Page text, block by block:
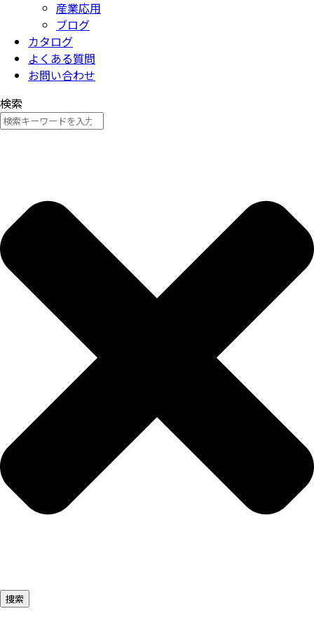
産業応用
ブログ
カタログ
よくある質問
お問い合わせ
検索
捜索